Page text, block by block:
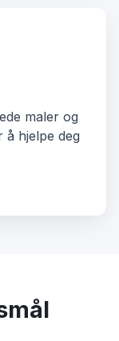
maler og
å hjelpe deg